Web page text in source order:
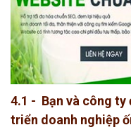
4.1 - Bạn và công ty
triển doanh nghiệp